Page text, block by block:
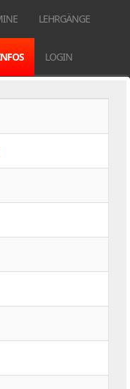
LEHRGÄNGE
LOGIN